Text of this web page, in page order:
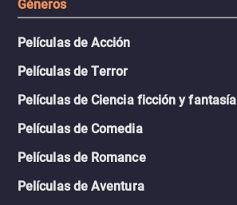
Géneros
Películas de Acción
Películas de Terror
Películas de Ciencia ficción y fantasía
Películas de Comedia
Películas de Romance
Películas de Aventura